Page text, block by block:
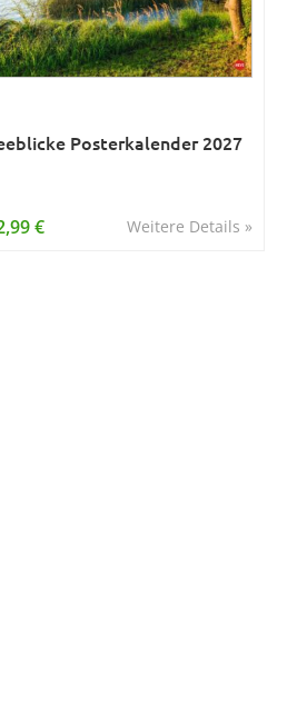
Posterkalender 2027
Weitere Details »
€